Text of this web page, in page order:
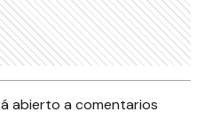
abierto a comentarios